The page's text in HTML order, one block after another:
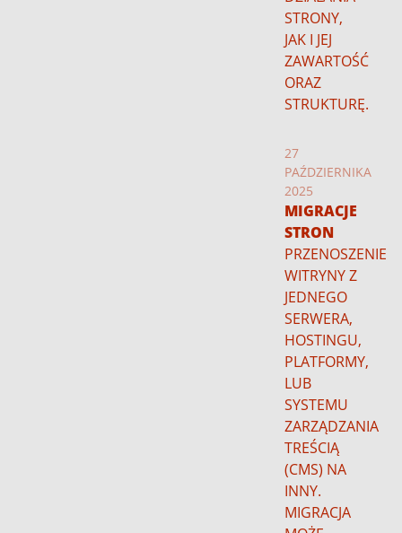
STRONY,
JAK I JEJ
ZAWARTOŚĆ
ORAZ
STRUKTURĘ.
27
PAŹDZIERNIKA
2025
MIGRACJE
STRON
PRZENOSZENIE
WITRYNY Z
JEDNEGO
SERWERA,
HOSTINGU,
PLATFORMY,
LUB
SYSTEMU
ZARZĄDZANIA
TREŚCIĄ
(CMS) NA
INNY.
MIGRACJA